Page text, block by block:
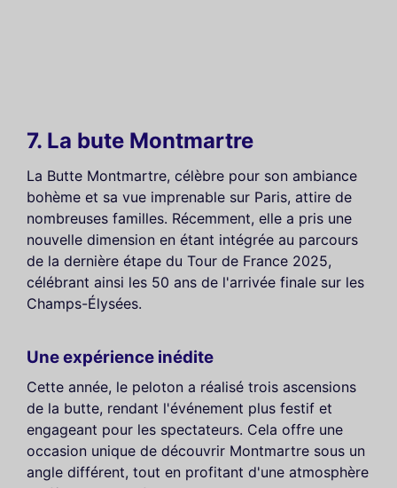
7. La bute Montmartre
La Butte Montmartre, célèbre pour son ambiance
bohème et sa vue imprenable sur Paris, attire de
nombreuses familles. Récemment, elle a pris une
nouvelle dimension en étant intégrée au parcours
de la dernière étape du Tour de France 2025,
célébrant ainsi les 50 ans de l'arrivée finale sur les
Champs-Élysées.
Une expérience inédite
Cette année, le peloton a réalisé trois ascensions
de la butte, rendant l'événement plus festif et
engageant pour les spectateurs. Cela offre une
occasion unique de découvrir Montmartre sous un
angle différent, tout en profitant d'une atmosphère